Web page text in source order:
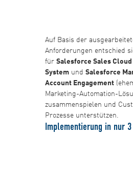
Auf Basis der
Anforderungen entschied
für Salesforce Sales Cloud
Systemund Salesforce
Account Engagement
Marketing-Automation-
zusammenspielen und
Prozesse unterstützen.
Implementierung in nur